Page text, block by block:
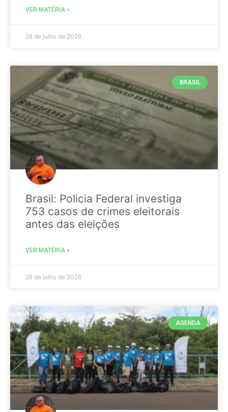
VER MATÉRIA »
28 de julho de 2026
BRASIL
Brasil: Policia Federal investiga
753 casos de crimes eleitorais
antes das eleições
VER MATÉRIA »
28 de julho de 2026
AGENDA